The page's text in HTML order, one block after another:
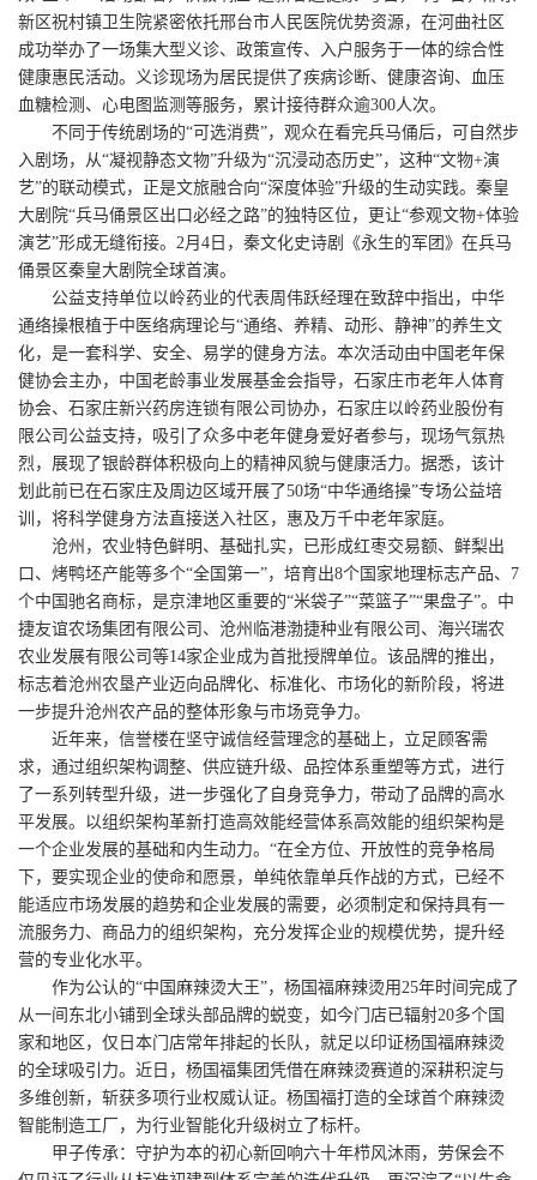
新区祝村镇卫生院紧密依托邢台市人民医院优势资源，在河曲社区
成功举办了一场集大型义诊、政策宣传、入户服务于一体的综合性
健康惠民活动。义诊现场为居民提供了疾病诊断、健康咨询、血压
血糖检测、心电图监测等服务，累计接待群众逾300人次。
不同于传统剧场的“可选消费”，观众在看完兵马俑后，可自然步
入剧场，从“凝视静态文物”升级为“沉浸动态历史”，这种“文物+演
艺”的联动模式，正是文旅融合向“深度体验”升级的生动实践。秦皇
大剧院“兵马俑景区出口必经之路”的独特区位，更让“参观文物+体验
演艺”形成无缝衔接。2月4日，秦文化史诗剧《永生的军团》在兵马
俑景区秦皇大剧院全球首演。
公益支持单位以岭药业的代表周伟跃经理在致辞中指出，中华
通络操根植于中医络病理论与“通络、养精、动形、静神”的养生文
化，是一套科学、安全、易学的健身方法。本次活动由中国老年保
健协会主办，中国老龄事业发展基金会指导，石家庄市老年人体育
协会、石家庄新兴药房连锁有限公司协办，石家庄以岭药业股份有
限公司公益支持，吸引了众多中老年健身爱好者参与，现场气氛热
烈，展现了银龄群体积极向上的精神风貌与健康活力。据悉，该计
划此前已在石家庄及周边区域开展了50场“中华通络操”专场公益培
训，将科学健身方法直接送入社区，惠及万千中老年家庭。
沧州，农业特色鲜明、基础扎实，已形成红枣交易额、鲜梨出
口、烤鸭坯产能等多个“全国第一”，培育出8个国家地理标志产品、7
个中国驰名商标，是京津地区重要的“米袋子”“菜篮子”“果盘子”。中
捷友谊农场集团有限公司、沧州临港渤捷种业有限公司、海兴瑞农
农业发展有限公司等14家企业成为首批授牌单位。该品牌的推出，
标志着沧州农垦产业迈向品牌化、标准化、市场化的新阶段，将进
一步提升沧州农产品的整体形象与市场竞争力。
近年来，信誉楼在坚守诚信经营理念的基础上，立足顾客需
求，通过组织架构调整、供应链升级、品控体系重塑等方式，进行
了一系列转型升级，进一步强化了自身竞争力，带动了品牌的高水
平发展。以组织架构革新打造高效能经营体系高效能的组织架构是
一个企业发展的基础和内生动力。“在全方位、开放性的竞争格局
下，要实现企业的使命和愿景，单纯依靠单兵作战的方式，已经不
能适应市场发展的趋势和企业发展的需要，必须制定和保持具有一
流服务力、商品力的组织架构，充分发挥企业的规模优势，提升经
营的专业化水平。
作为公认的“中国麻辣烫大王”，杨国福麻辣烫用25年时间完成了
从一间东北小铺到全球头部品牌的蜕变，如今门店已辐射20多个国
家和地区，仅日本门店常年排起的长队，就足以印证杨国福麻辣烫
的全球吸引力。近日，杨国福集团凭借在麻辣烫赛道的深耕积淀与
多维创新，斩获多项行业权威认证。杨国福打造的全球首个麻辣烫
智能制造工厂，为行业智能化升级树立了标杆。
甲子传承：守护为本的初心新回响六十年栉风沐雨，劳保会不